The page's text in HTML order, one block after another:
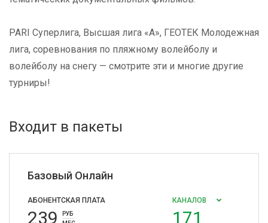
PARI Суперлига, Высшая лига «А», ГЕОТЕК Молодежная
лига, соревнования по пляжному волейболу и
волейболу на снегу — смотрите эти и многие другие
турниры!
Входит в пакеты
Базовый Онлайн
АБОНЕНТСКАЯ ПЛАТА
239
РУБ
КАНАЛОВ
171